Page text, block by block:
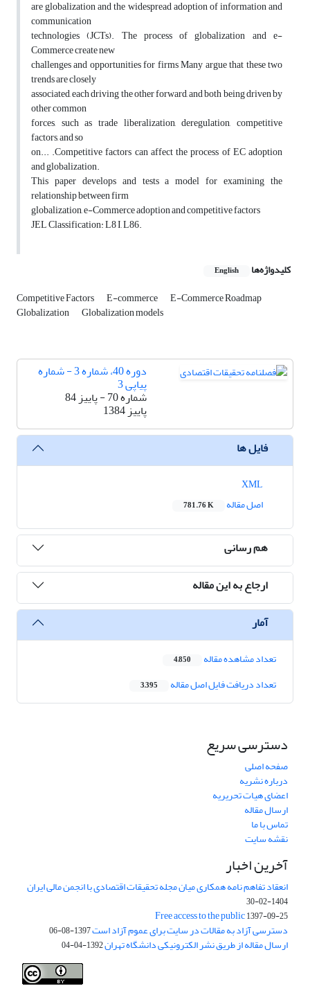
are globalization and the widespread adoption of information and
communication
technologies (JCTs). The process of globalization and e-
Commerce create new
challenges and opportunities for firms Many argue that these two
trends are closely
associated, each driving the other forward, and both being driven by
other common
forces, such as trade liberalization, deregulation, competitive
factors, and so
on... .Competitive factors can affect the process of EC adoption
and globalization.
This paper develops and tests a model for examining the
relationship between firm
globalization, e-Commerce adoption and competitive factors
JEL Classification: L8 I, L86.
کلیدواژه‌ها English
Competitive Factors E-commerce E-Commerce Roadmap
Globalization Globalization models
دوره 40، شماره 3 - شماره
پیاپی 3
شماره 70 - پاییز 84
پاییز 1384
فایل ها
اصل مقاله
781.76 K
هم رسانی
ارجاع به این مقاله
آمار
تعداد مشاهده مقاله 4,850
تعداد دریافت فایل اصل مقاله 3,395
دسترسی سریع
صفحه اصلی
درباره نشریه
اعضای هیات تحریریه
ارسال مقاله
تماس با ما
نقشه سایت
آخرین اخبار
انعقاد تفاهم نامه همکاری میان مجله تحقیقات اقتصادی با انجمن مالی ایران
1404-02-30
Free access to the public1397-09-25
دسترسی آزاد به مقالات در سایت برای عموم آزاد است1397-08-06
ارسال مقاله از طریق نشر الکترونیکی دانشگاه تهران1392-04-04